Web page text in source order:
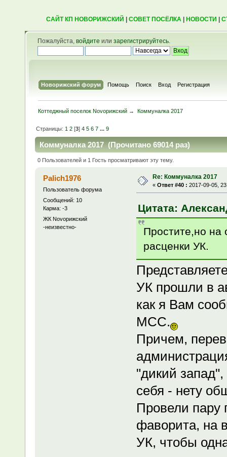
САЙТ КП НОВОРИЖСКИЙ СОВЕТ ПОСЁЛКА| НОВОСТИ
Пожалуйста, войдите или зарегистрируйтесь.
Новорижский форум Помощь Поиск Вход Регистрация
Коттеджный поселок Novoрижский → Коммуналка 2017
Страницы:1 2 [3]4 5 6 7 ...9
Коммуналка 2017 (Прочитано 69014 раз)
0 Пользователей и 1 Гость просматривают эту тему.
Palich1976
Пользователь форума
Сообщений: 10
Карма: -3
ЖК Novoрижский
-неизвестно-
Re: Коммуналка 2017
« Ответ #40 : 2017-09-05,
Цитата:
Простите,но на
расценки УК.
УК прошли в
как я Вам
МСС.
Причем,
"дикий
себя - нету
Провели пару
фаворита, на
УК, чтобы